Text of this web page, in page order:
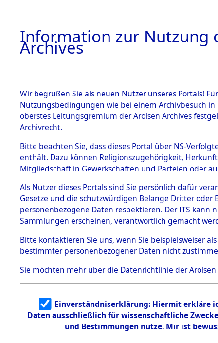
BESTÄNDE
1.
mente
5. Verschiedenes
5.3
Todesmärsche
5.3.1 Alliierte
Erhebungen
zu
Todesmärsch
en
5.3.2
Identifizierun
g
5.3.3
Todesmärsch
auf dem
zur
Roding)
Leben
0005
Information zur Nutzung
Archives
Wir begrüßen Sie als neuen Nutzer unseres Portals!
Nutzungsbedingungen wie bei einem Archivbesuch
oberstes Leitungsgremium der Arolsen Archives
Archivrecht.
Bitte beachten Sie, dass dieses Portal über NS-
enthält. Dazu können Religionszugehörigkeit,
Mitgliedschaft in Gewerkschaften und Parteien oder
Als Nutzer dieses Portals sind Sie persönlich dafür
Gesetze und die schutzwürdigen Belange Dritter
personenbezogene Daten respektieren. Der ITS
Sammlungen erscheinen, verantwortlich gemacht
Bitte kontaktieren Sie uns, wenn Sie beispielsweiser
bestimmter personenbezogener Daten nicht
Sie möchten mehr über die Datenrichtlinie der Arolsen
Einverständniserklärung: Hiermit erkläre
Daten ausschließlich für wissenschaftliche
und Bestimmungen nutze. Mir ist